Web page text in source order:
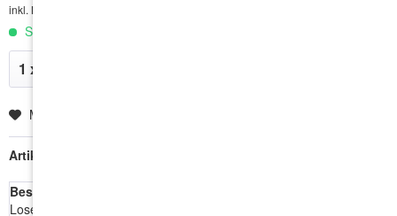
inkl. MwSt.
Sofort versandfertig, Lieferzeit ca. 1-3 Werktage
Merken
Artikel-Nr.:
Beschreibung
Lose Schnellbauschrauben mit Feingewinde und Bohrspitze.